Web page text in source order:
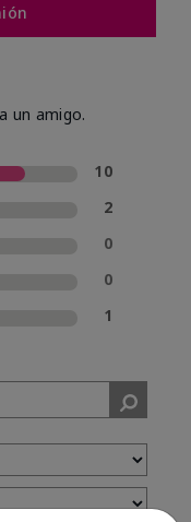
un amigo.
10
2
0
0
1